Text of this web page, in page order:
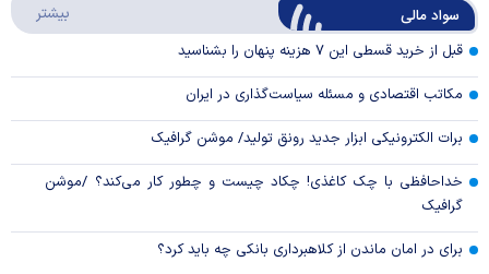
Video
سواد مالی بیشتر
قبل از خرید قسطی این ۷ هزینه پنهان را بشناسید
مکاتب اقتصادی و مسئله سیاست‌گذاری در ایران
برات الکترونیکی ابزار جدید رونق تولید/ موشن گرافیک
خداحافظی با چک کاغذی! چکاد چیست و چطور کار می‌کند؟ /موشن
گرافیک
برای در امان ماندن از کلاهبرداری بانکی چه باید کرد؟